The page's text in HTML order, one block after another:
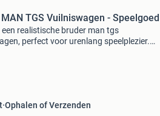
TGS Vuilniswagen - Speelgoed
een realistische bruder man tgs
perfect voor urenlang speelplezier.
Ophalen of Verzenden